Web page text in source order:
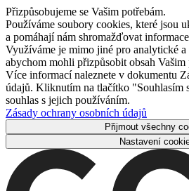
Přizpůsobujeme se Vašim potřebám.
Používáme soubory cookies, které jsou
a pomáhají nám shromažďovat
Využíváme je mimo jiné pro analytické
abychom mohli přizpůsobit obsah Vašim
Více informací naleznete v dokumentu
údajů. Kliknutím na tlačítko "Souhlasím
souhlas s jejich používáním.
Zásady ochrany osobních údajů
Přijmout všechny
Nastavení